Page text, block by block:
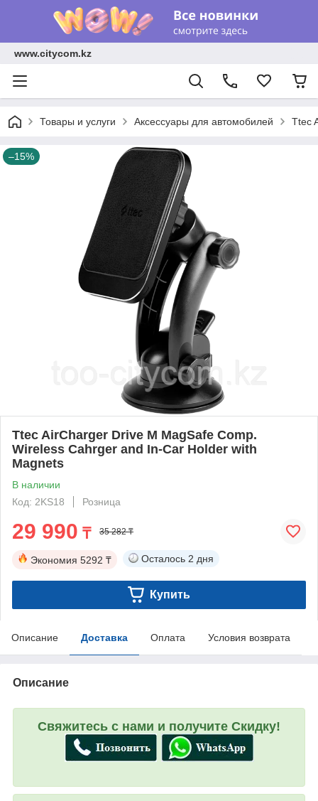
www.citycom.kz
Товары и услуги Аксессуары для автомобилей Ttec
–15%
Ttec AirCharger Drive M MagSafe Comp.
Wireless Cahrger and In-Car Holder with
Magnets
В наличии
Код: 2KS18
Розница
29 990 ₸ 35 282 ₸
Экономия 5292 ₸ Осталось 2 дня
Купить
Описание Доставка Оплата Условия возврата
Описание
Свяжитесь с нами и получите Скидку!